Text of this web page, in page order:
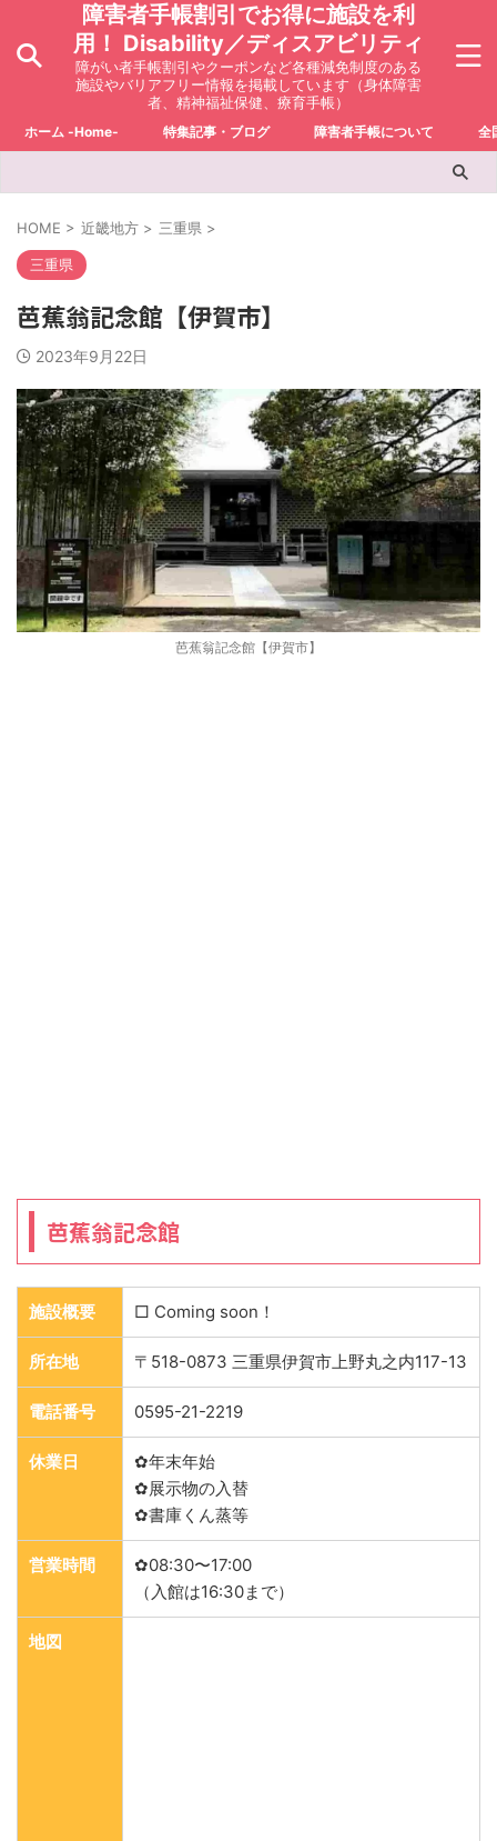
障害者手帳割引でお得に施設を利
用！ Disability／ディスアビリティ
障がい者手帳割引やクーポンなど各種減免制度のある
施設やバリアフリー情報を掲載しています（身体障害
者、精神福祉保健、療育手帳）
ホーム -Home- 特集記事・ブログ 障害者手帳について 全
HOME > 近畿地方 > 三重県 >
三重県
芭蕉翁記念館【伊賀市】
2023年9月22日
芭蕉翁記念館【伊賀市】
芭蕉翁記念館
施設概要 □ Coming soon！
所在地 〒518-0873 三重県伊賀市上野丸之内117-13
電話番号 0595-21-2219
休業日
✿年末年始
✿展示物の入替
✿書庫くん蒸等
営業時間
✿08:30〜17:00
（入館は16:30まで）
地図